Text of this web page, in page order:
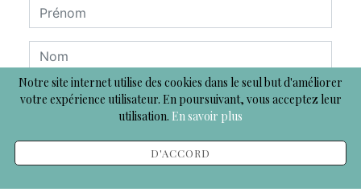
Notre site internet utilise des cookies dans le seul but d'améliorer
votre expérience utilisateur. En poursuivant, vous acceptez leur
utilisation. En savoir plus
D'ACCORD